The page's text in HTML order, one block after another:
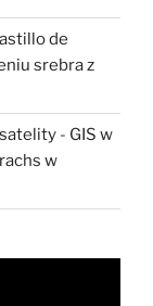
de
srebra z
- GIS w
w